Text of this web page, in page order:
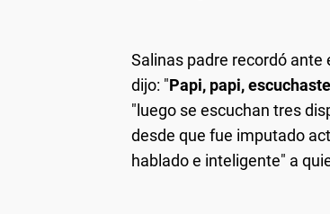
Salinas padre recordó ante
dijo: "Papi, papi,
"luego se escuchan tres
desde que fue imputado
hablado e inteligente" a